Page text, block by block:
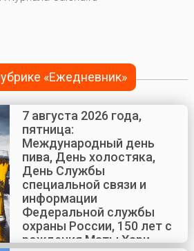
«Ежедневник»
7 августа 2026 года,
пятница:
Международный день
пива, День холостяка,
День Службы
специальной связи и
информации
Федеральной службы
охраны России, 150 лет с
рождения Маты Хари